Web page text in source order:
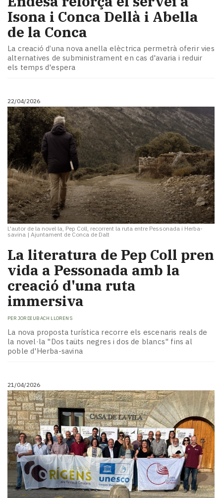
Isona i Conca Dellà i Abella
de la Conca
La creació d’una nova anella elèctrica permetrà oferir vies
alternatives de subministrament en cas d'avaria i reduir
els temps d'espera
22/04/2026
L'autor de la novel·la, Pep Coll, recorrent la ruta entre Pessonada i Herba-
savina | Ajuntament de Conca de Dalt
La literatura de Pep Coll pren
vida a Pessonada amb la
creació d'una ruta
immersiva
PER JORDI UBACH LLORENS
La nova proposta turística recorre els escenaris reals de
la novel·la "Dos taüts negres i dos de blancs" fins al
poble d'Herba-savina
21/04/2026